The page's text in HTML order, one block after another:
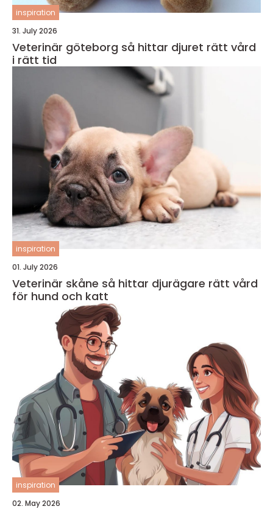
inspiration
31. July 2026
Veterinär göteborg så hittar djuret rätt vård
i rätt tid
inspiration
01. July 2026
Veterinär skåne så hittar djurägare rätt vård
för hund och katt
inspiration
02. May 2026